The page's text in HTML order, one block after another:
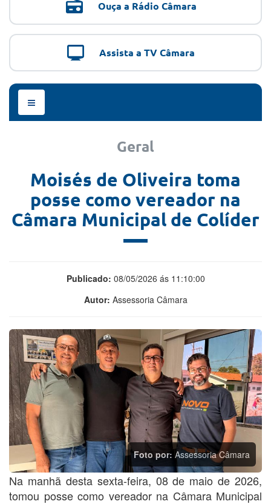
Ouça a Rádio Câmara
Assista a TV Câmara
Menu
de
Geral
Moisés de Oliveira toma
posse como vereador na
Câmara Municipal de Colíder
Publicado: 08/05/2026 ás 11:10:00
Autor: Assessoria Câmara
Foto por: Assessoria Câmara
Na manhã desta sexta-feira, 08 de maio de 2026,
tomou posse como vereador na Câmara Municipal